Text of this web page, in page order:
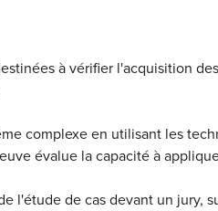
à vérifier l'acquisition
complexe en utilisant les
évalue la capacité à
l'étude de cas devant un jury,